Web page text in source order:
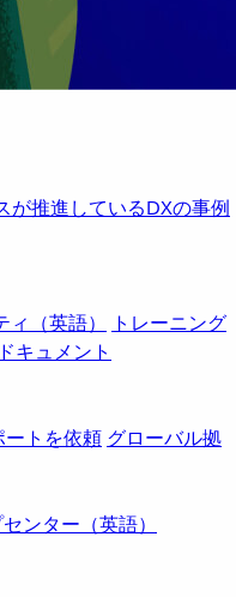
が推進しているDXの事例
（英語）
トレーニング
ドキュメント
ートを依頼 グローバル拠
ンター（英語）